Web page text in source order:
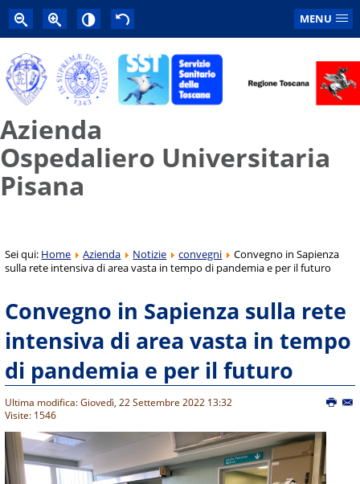
MENU
Azienda
Ospedaliero Universitaria
Pisana
Sei qui: Home Azienda Notizie convegni
Convegno in Sapienza
sulla rete intensiva di area vasta in tempo di pandemia e per il futuro
Convegno in Sapienza sulla rete
intensiva di area vasta in tempo
di pandemia e per il futuro
Ultima modifica: Giovedì, 22 Settembre 2022 13:32
Visite: 1546